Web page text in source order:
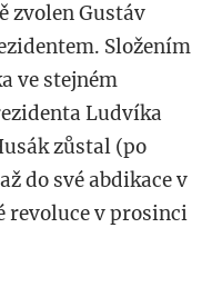
zvolen Gustáv
Složením
ve stejném
Ludvíka
zůstal (po
do své abdikace v
revoluce v prosinci